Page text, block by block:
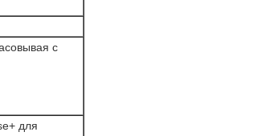
с
для